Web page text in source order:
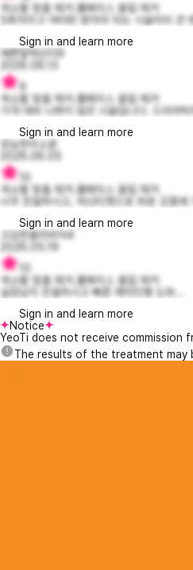
색소별 맞춤 제거.풀페이스 올킬 제거
5회차이고 여러번 받아야 되는 시술이라 큰
Sign in and learn more
예쁜알렉산더9
9
색소별 맞춤 제거.풀페이스 올킬 제거
가격 대비 나쁘지 않은 시술입니다. 드라마
Sign in and learn more
유능한이소윤
색소별 맞춤 제거.풀페이스 올킬 제거
너무 친절하시고, 여신티켓으로 와본 곳중에
Sign in and learn more
고요한올리비아4
색소별 맞춤 제거.풀페이스 올킬 제거
실장님이 친절하시고 빠른 예약진행 도와...
Sign in and learn more
Notice
YeoTi does not receive commission
The results of the treatment